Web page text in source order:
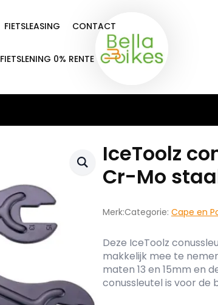
FIETSLEASING CONTACT
FIETSLENING 0% RENTE
IceToolz
Cr-Mo
Merk:Categorie: Cape en
Deze IceToolz
makkelijk mee te
maten 13 en 15mm en
conussleutel is voor de